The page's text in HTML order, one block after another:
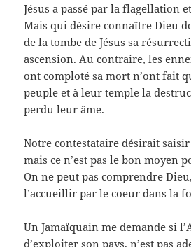
Jésus a passé par la flagellation
Mais qui désire connaître Dieu
de la tombe de Jésus sa
ascension. Au contraire, les
ont comploté sa mort n’ont fait
peuple et à leur temple la
perdu leur âme.
Notre contestataire désirait
mais ce n’est pas le bon moyen
On ne peut pas comprendre
l’accueillir par le coeur dans la
Un Jamaïquain me demande si
d’exploiter son pays, n’est pas